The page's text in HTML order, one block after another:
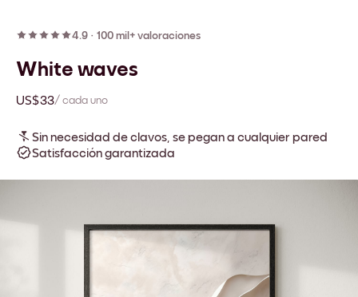
4.9 · 100 mil+ valoraciones
White waves
US$33/ cada uno
Sin necesidad de clavos, se pegan a cualquier pared
Satisfacción garantizada